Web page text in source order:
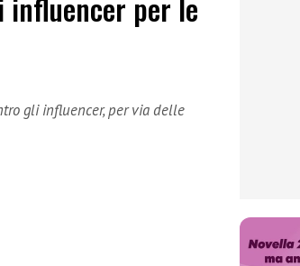
influencer per le
gli influencer, per via delle